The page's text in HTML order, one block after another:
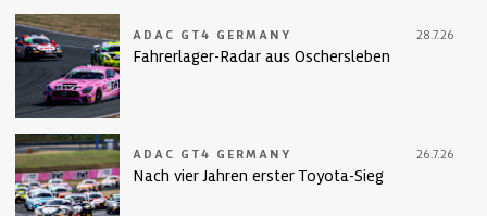
ADAC GT4 GERMANY 28.7.26
Fahrerlager-Radar aus Oschersleben
ADAC GT4 GERMANY 26.7.26
Nach vier Jahren erster Toyota-Sieg